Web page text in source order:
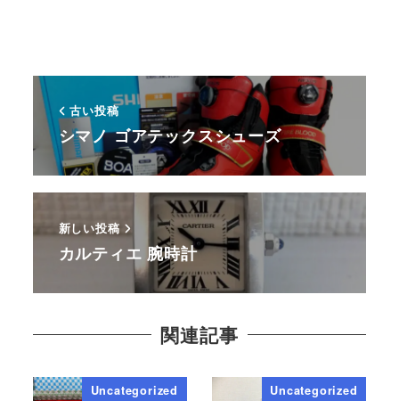
古い投稿
シマノ ゴアテックスシューズ
新しい投稿
カルティエ 腕時計
関連記事
Uncategorized Uncategorized